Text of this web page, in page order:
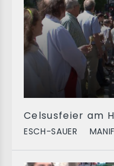
Celsusfeier am
ESCH-SAUER